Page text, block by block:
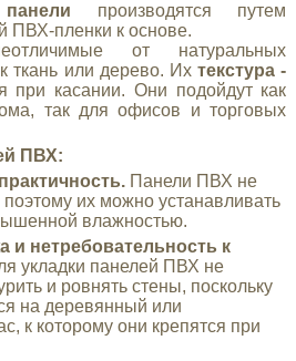
производятся путем
ПВХ-пленки к основе.
от натуральных
ткань или дерево. Ихтекстура -
при касании. Они подойдут как
так для офисов и торговых
ПВХ:
Панели ПВХ не
их можно устанавливать
влажностью.
и нетребовательность к
укладки панелей ПВХ не
и ровнять стены, поскольку
на деревянный или
к которому они крепятся при